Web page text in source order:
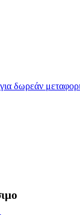
δωρεάν